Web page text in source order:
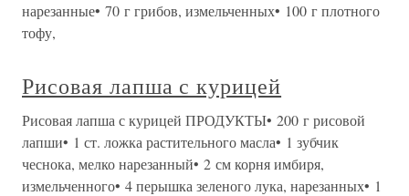
нарезанные• 70 г грибов, измельченных• 100 г плотного
тофу,
Рисовая лапша с курицей
Рисовая лапша с курицей ПРОДУКТЫ• 200 г рисовой
лапши• 1 ст. ложка растительного масла• 1 зубчик
чеснока, мелко нарезанный• 2 см корня имбиря,
измельченного• 4 перышка зеленого лука, нарезанных• 1